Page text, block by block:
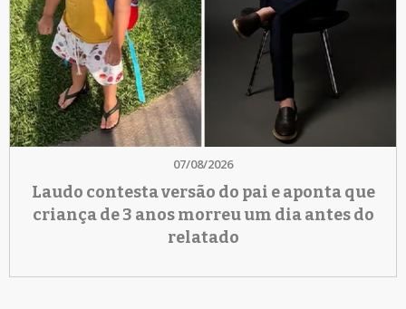
07/08/2026
Laudo contesta versão do pai e aponta que
criança de 3 anos morreu um dia antes do
relatado